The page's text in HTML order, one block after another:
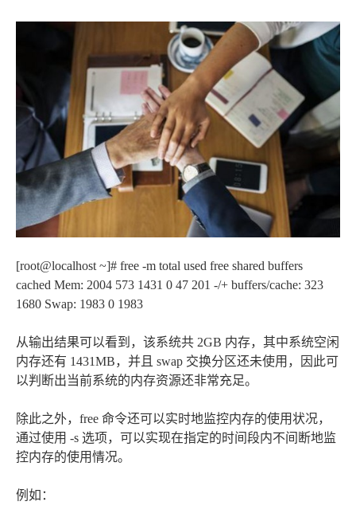
[root@localhost ~]# free -m total used free shared buffers
cached Mem: 2004 573 1431 0 47 201 -/+ buffers/cache: 323
1680 Swap: 1983 0 1983
从输出结果可以看到，该系统共 2GB 内存，其中系统空闲
内存还有 1431MB，并且 swap 交换分区还未使用，因此可
以判断出当前系统的内存资源还非常充足。
除此之外，free 命令还可以实时地监控内存的使用状况，
通过使用 -s 选项，可以实现在指定的时间段内不间断地监
控内存的使用情况。
例如：